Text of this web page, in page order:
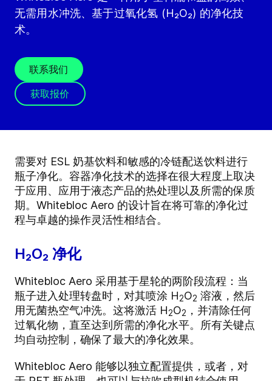
无需用水冲洗、基于过氧化氢 (H₂O₂) 的净化技
术。
联系我们
获取报价
需要对 ESL 奶基饮料和敏感的冷链配送饮料进行
瓶子净化。容器净化技术的选择在很大程度上取决
于应用、应用于液态产品的热处理以及所需的保质
期。Whitebloc Aero 的设计旨在将可靠的净化过
程与卓越的操作灵活性相结合。
H₂O₂ 净化
Whitebloc Aero 采用基于星轮的两阶段流程：当
瓶子进入处理转盘时，对其喷涂 H2O2 溶液，然后
用无菌热空气冲洗。这将激活 H2O2 ，并清除任何
过氧化物，直至达到所需的净化水平。所有关键点
均自动控制，确保了最大的净化效果。
Whitebloc Aero 能够以独立配置提供，或者，对